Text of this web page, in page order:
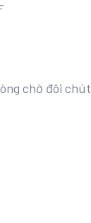
chờ đôi chút